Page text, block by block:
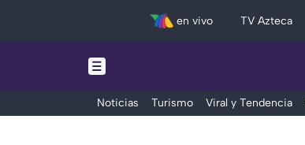
en vivo TV Azteca
Noticias Turismo Viral y Tendencia